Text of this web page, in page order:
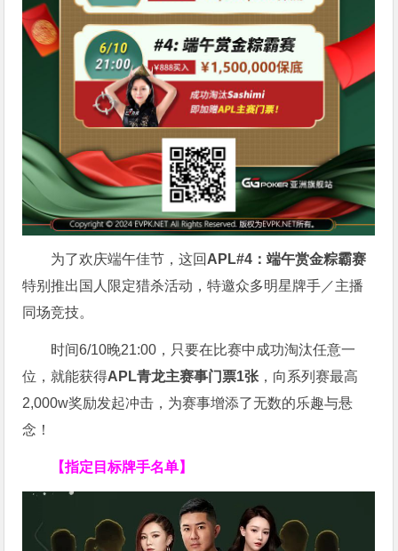
为了欢庆端午佳节，这回 APL#4：端午赏金粽霸赛
特别推出国人限定猎杀活动，特邀众多明星牌手／主播
同场竞技。
时间6/10晚21:00，只要在比赛中成功淘汰任意一
位，就能获得APL青龙主赛事门票1张 ，向系列赛最高
2,000w奖励发起冲击，为赛事增添了无数的乐趣与悬
念！
【指定目标牌手名单】